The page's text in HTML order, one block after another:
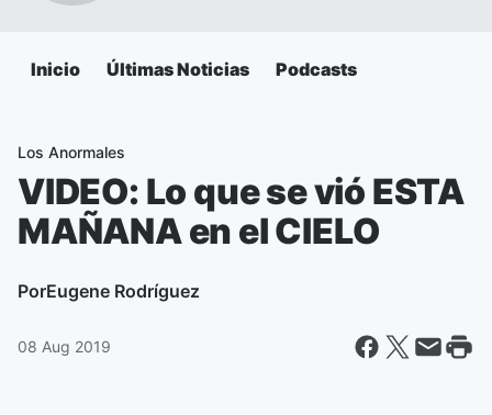
Inicio Últimas Noticias Podcasts
Los Anormales
VIDEO: Lo que se vió ESTA
MAÑANA en el CIELO
PorEugene Rodríguez
08 Aug 2019